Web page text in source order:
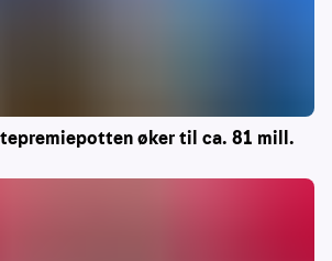
øker til ca. 81 mill.